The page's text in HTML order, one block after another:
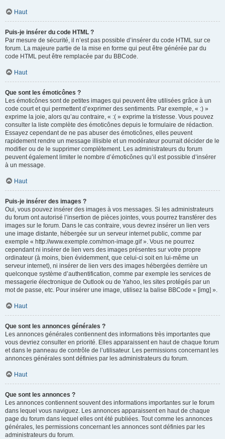
Haut
Puis-je insérer du code HTML ?
Par mesure de sécurité, il n’est pas possible d’insérer du code HTML sur ce
forum. La majeure partie de la mise en forme qui peut être générée par du
code HTML peut être remplacée par du BBCode.
Haut
Que sont les émoticônes ?
Les émoticônes sont de petites images qui peuvent être utilisées grâce à un
code court et qui permettent d’exprimer des sentiments. Par exemple, « :) »
exprime la joie, alors qu’au contraire, « :( » exprime la tristesse. Vous pouvez
consulter la liste complète des émoticônes depuis le formulaire de rédaction.
Essayez cependant de ne pas abuser des émoticônes, elles peuvent
rapidement rendre un message illisible et un modérateur pourrait décider de le
modifier ou de le supprimer complètement. Les administrateurs du forum
peuvent également limiter le nombre d’émoticônes qu’il est possible d’insérer
à un message.
Haut
Puis-je insérer des images ?
Oui, vous pouvez insérer des images à vos messages. Si les administrateurs
du forum ont autorisé l’insertion de pièces jointes, vous pourrez transférer des
images sur le forum. Dans le cas contraire, vous devrez insérer un lien vers
une image distante, hébergée sur un serveur internet public, comme par
exemple « http://www.exemple.com/mon-image.gif ». Vous ne pourrez
cependant ni insérer de lien vers des images présentes sur votre propre
ordinateur (à moins, bien évidemment, que celui-ci soit en lui-même un
serveur internet), ni insérer de lien vers des images hébergées derrière un
quelconque système d’authentification, comme par exemple les services de
messagerie électronique de Outlook ou de Yahoo, les sites protégés par un
mot de passe, etc. Pour insérer une image, utilisez la balise BBCode « [img] ».
Haut
Que sont les annonces générales ?
Les annonces générales contiennent des informations très importantes que
vous devriez consulter en priorité. Elles apparaissent en haut de chaque forum
et dans le panneau de contrôle de l’utilisateur. Les permissions concernant les
annonces générales sont définies par les administrateurs du forum.
Haut
Que sont les annonces ?
Les annonces contiennent souvent des informations importantes sur le forum
dans lequel vous naviguez. Les annonces apparaissent en haut de chaque
page du forum dans lequel elles ont été publiées. Tout comme les annonces
générales, les permissions concernant les annonces sont définies par les
administrateurs du forum.